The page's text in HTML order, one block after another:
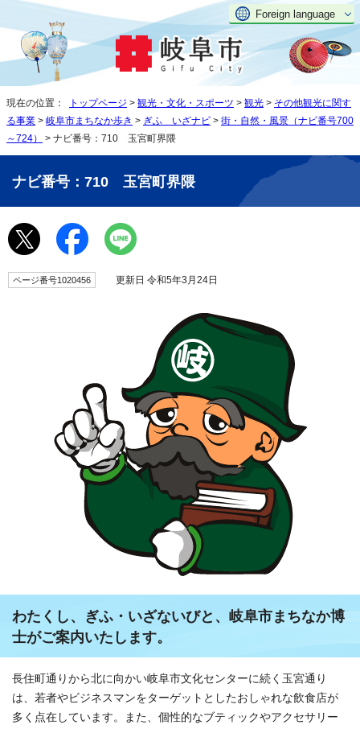
Foreign language
現在の位置： トップページ > 観光・文化・スポーツ > 観光 > その他観光に関す
る事業 > 岐阜市まちなか歩き > ぎふ いざナビ > 街・自然・風景（ナビ番号700
～724）
> ナビ番号：710 玉宮町界隈
ナビ番号：710 玉宮町界隈
ページ番号1020456 更新日 令和5年3月24日
わたくし、ぎふ・いざないびと、岐阜市まちなか博
士がご案内いたします。
長住町通りから北に向かい岐阜市文化センターに続く玉宮通り
は、若者やビジネスマンをターゲットとしたおしゃれな飲食店が
多く点在しています。また、個性的なブティックやアクセサリー